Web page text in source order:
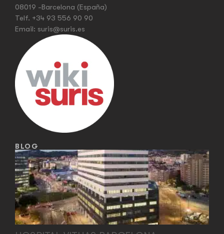
08019 -Barcelona (España)
Telf. +34 93 556 90 90
Email: suris@suris.es
BLOG